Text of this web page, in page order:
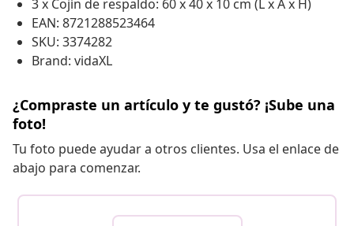
3 x Cojín de respaldo: 60 x 40 x 10 cm (L x A x H)
EAN: 8721288523464
SKU: 3374282
Brand: vidaXL
¿Compraste un artículo y te gustó? ¡Sube una
foto!
Tu foto puede ayudar a otros clientes. Usa el enlace de
abajo para comenzar.